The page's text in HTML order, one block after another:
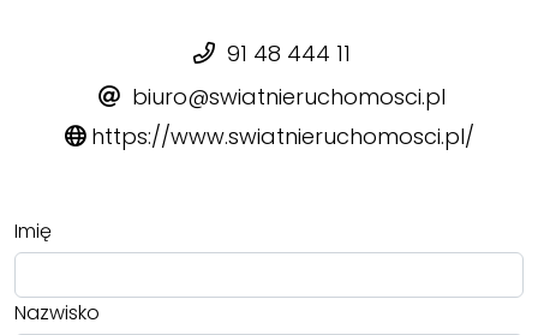
91 48 444 11
biuro@swiatnieruchomosci.pl
https://www.swiatnieruchomosci.pl/
Imię
Nazwisko